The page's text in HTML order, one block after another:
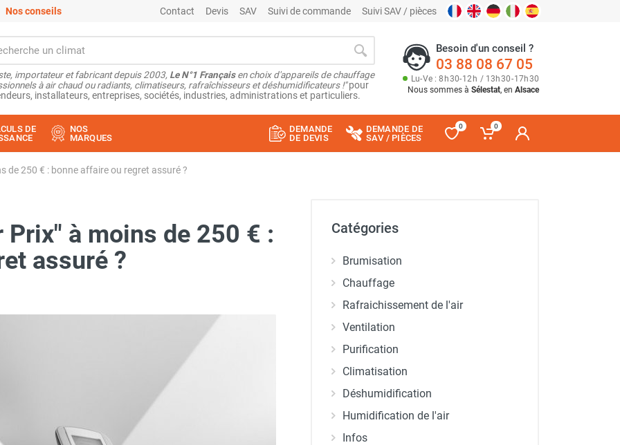
Nos conseils Contact Devis SAV Suivi de commande Suivi SAV / pièces
importateur et fabricant depuis 2003, Le N°1 Françaisen choix d'appareils de chauffage
à air chaud ou radiants, climatiseurs, rafraîchisseurs et déshumidificateurs !"pour
installateurs, entreprises, sociétés, industries, administrations et particuliers.
Besoin d'un conseil ?
03 88 08 67 05
Lu-Ve : 8h30-12h / 13h30-17h30
Nous sommes à Sélestat, en Alsace
DE
NOS
MARQUES
DEMANDE
DE DEVIS
DEMANDE DE
SAV / PIÈCES
0 0
de 250 € : bonne affaire ou regret assuré ?
à moins de 250 € :
assuré ?
Catégories
Brumisation
Chauffage
Rafraichissement de l'air
Ventilation
Purification
Climatisation
Déshumidification
Humidification de l'air
Infos